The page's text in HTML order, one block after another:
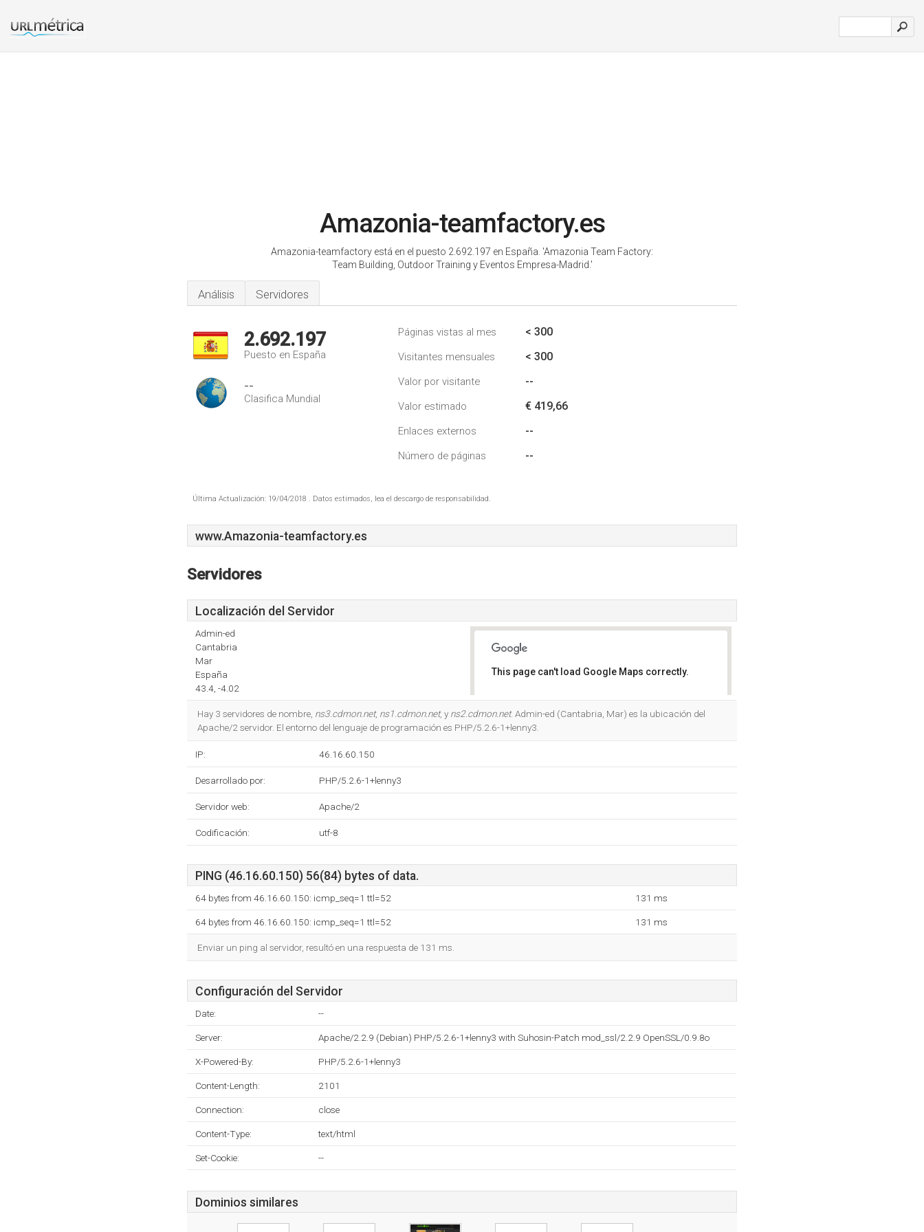
Amazonia-teamfactory.es
Amazonia-teamfactory está en el puesto 2.692.197 en España. 'Amazonia Team Factory:
Team Building, Outdoor Training y Eventos Empresa-Madrid.'
Análisis Servidores
2.692.197
Puesto en España
--
Clasifica Mundial
Páginas vistas al mes < 300
Visitantes mensuales < 300
Valor por visitante --
Valor estimado € 419,66
Enlaces externos --
Número de páginas --
Última Actualización: 19/04/2018 . Datos estimados, lea el descargo de responsabilidad.
www.Amazonia-teamfactory.es
Servidores
Localización del Servidor
Admin-ed
Cantabria
Mar
España
43.4, -4.02
This page can't load Google Maps correctly.
Hay 3 servidores de nombre, ns3.cdmon.net, ns1.cdmon.net, y ns2.cdmon.net. Admin-ed (Cantabria, Mar) es la ubicación del
Apache/2 servidor. El entorno del lenguaje de programación es PHP/5.2.6-1+lenny3.
IP: 46.16.60.150
Desarrollado por: PHP/5.2.6-1+lenny3
Servidor web: Apache/2
Codificación: utf-8
PING (46.16.60.150) 56(84) bytes of data.
64 bytes from 46.16.60.150: icmp_seq=1 ttl=52 131 ms
64 bytes from 46.16.60.150: icmp_seq=1 ttl=52 131 ms
Enviar un ping al servidor, resultó en una respuesta de 131 ms.
Configuración del Servidor
Date: --
Server: Apache/2.2.9 (Debian) PHP/5.2.6-1+lenny3 with Suhosin-Patch mod_ssl/2.2.9 OpenSSL/0.9.8o
X-Powered-By: PHP/5.2.6-1+lenny3
Content-Length: 2101
Connection: close
Content-Type: text/html
Set-Cookie: --
Dominios similares